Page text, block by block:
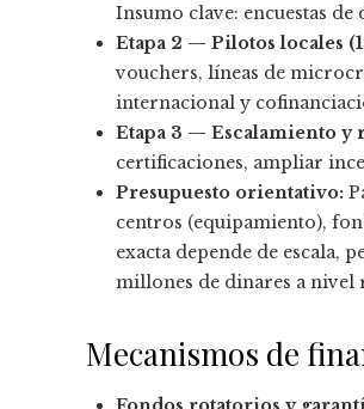
Insumo clave: encuestas de
Etapa 2 — Pilotos locales
vouchers, líneas de
internacional y
Etapa 3 — Escalamiento y
certificaciones, ampliar
Presupuesto orientativo:
centros (equipamiento),
exacta depende de escala,
millones de dinares a nivel
Mecanismos de